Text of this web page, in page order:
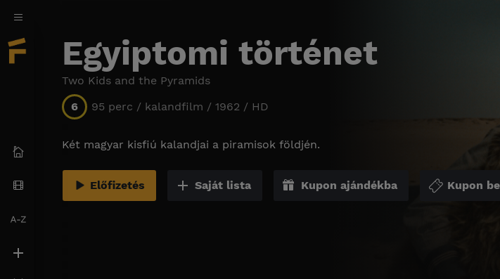
Egyiptomi történet
Two Kids and the Pyramids
6
95 perc / kalandfilm / 1962 / HD
Két magyar kisfiú kalandjai a piramisok földjén.
Előfizetés Saját lista Kupon ajándékba Kupon